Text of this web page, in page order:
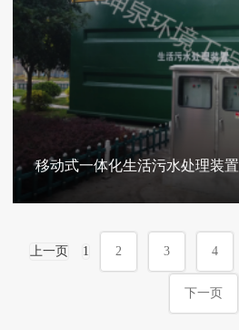
移动式一体化生活污水处理装置
上一页 1 2 3 4
下一页